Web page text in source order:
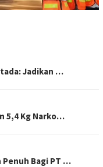
Jadikan …
5,4 Kg Narko…
Penuh Bagi PT …